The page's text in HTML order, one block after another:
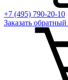
+7 (495) 790-20-10
Заказать обратный